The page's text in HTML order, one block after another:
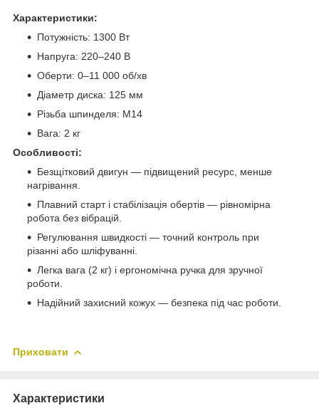
Характеристики:
Потужність: 1300 Вт
Напруга: 220–240 В
Оберти: 0–11 000 об/хв
Діаметр диска: 125 мм
Різьба шпинделя: M14
Вага: 2 кг
Особливості:
Безщітковий двигун — підвищений ресурс, менше
нагрівання.
Плавний старт і стабілізація обертів — рівномірна
робота без вібрацій.
Регулювання швидкості — точний контроль при
різанні або шліфуванні.
Легка вага (2 кг) і ергономічна ручка для зручної
роботи.
Надійний захисний кожух — безпека під час роботи.
Приховати
Характеристики